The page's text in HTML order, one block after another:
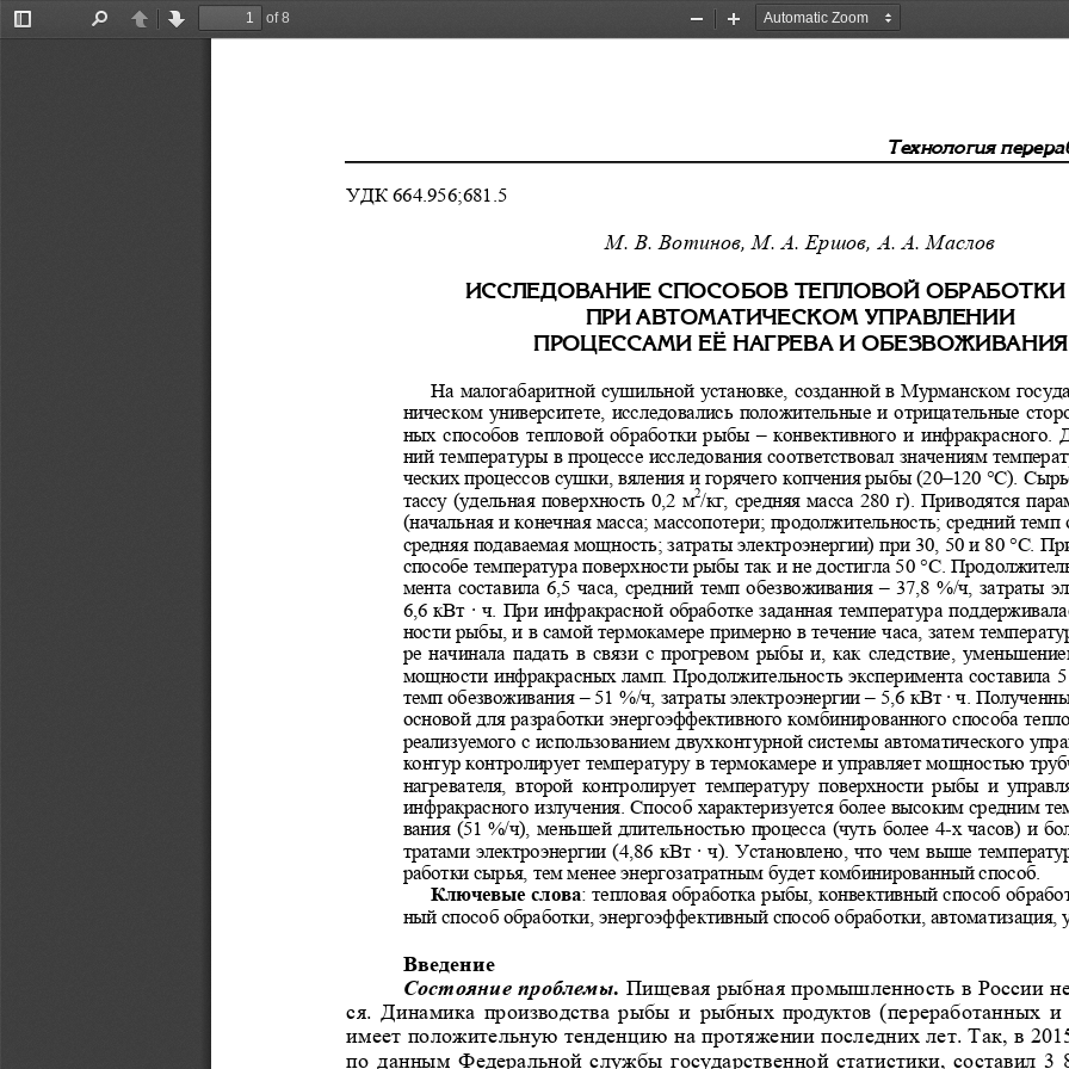
Toggle
PreviousNext
of 8
Zoom
Zoom
Òåõíîëîãèÿ
УДК 664.956;681.5
М. В. Вотинов, М. А. Ершов, А. А. Маслов
ÈÑÑËÅÄÎÂÀÍÈÅ ÑÏÎÑÎÁÎÂ ÒÅÏËÎÂÎÉ ÎÁÐÀÁÎÒÊÈ
ÏÐÈ ÀÂÒÎÌÀÒÈ×ÅÑÊÎÌ ÓÏÐÀÂËÅÍÈÈ
ÏÐÎÖÅÑÑÀÌÈ Å ̈ ÍÀÃÐÅÂÀ È ÎÁÅÇÂÎÆÈÂÀÍÈß
На малогабаритной сушильной  установке, созданной в Мурманском
ническом  университете,  исследовались  положительные и  отрицательные
ных  способов  тепловой  обработки  рыбы  –  конвективного  и  инфракрасного.
ний температуры в процессе исследования соответствовал значениям
ческих процессов сушки, вяления и горячего копчения рыбы (20–120 °С).
тассу  (удельная  поверхность  0,2  м
2/кг,  средняя  масса  280  г).  Приводятся
(начальная и конечная масса; массопотери; продолжительность; средний темп
средняя подаваемая мощность; затраты электроэнергии) при 30, 50 и 80 °С.
способе температура поверхности рыбы так и не достигла 50 °С.
мента  составила  6,5  часа,  средний  темп  обезвоживания  –  37,8  %/ч,  затраты
6,6  кВт  ·  ч.  При  инфракрасной  обработке  заданная  температура
ности рыбы, и в самой термокамере примерно в течение часа, затем
ре  начинала  падать  в  связи  с  прогревом  рыбы  и,  как следствие,
мощности инфракрасных ламп. Продолжительность эксперимента составила
темп обезвоживания – 51 %/ч, затраты электроэнергии – 5,6 кВт · ч.
основой для разработки энергоэффективного комбинированного способа
реализуемого с использованием двухконтурной системы автоматического
контур контролирует температуру в термокамере и управляет мощностью
нагревателя,  второй  контролирует  температуру  поверхности  рыбы  и
инфракрасного излучения. Способ характеризуется более высоким средним
вания  (51 %/ч),  меньшей  длительностью  процесса  (чуть  более  4-х  часов)  и
тратами  электроэнергии  (4,86  кВт  ·  ч).  Установлено,
что  чем  выше
работки сырья, тем менее энергозатратным будет комбинированный способ.
Ключевые слова : тепловая обработка рыбы, конвективный способ обра
ный способ обработки, энергоэффективный способ обработки, автоматизация,
Введение
Состояние проблемы. Пищевая рыбная промышленность в России
ся.  Динамика  производства  рыбы  и  рыбных продуктов
(переработанных
имеет положительную тенденцию на протяжении последних лет. Так, в
по  данным  Федеральной  службы  государственной  статистики,  составил  3